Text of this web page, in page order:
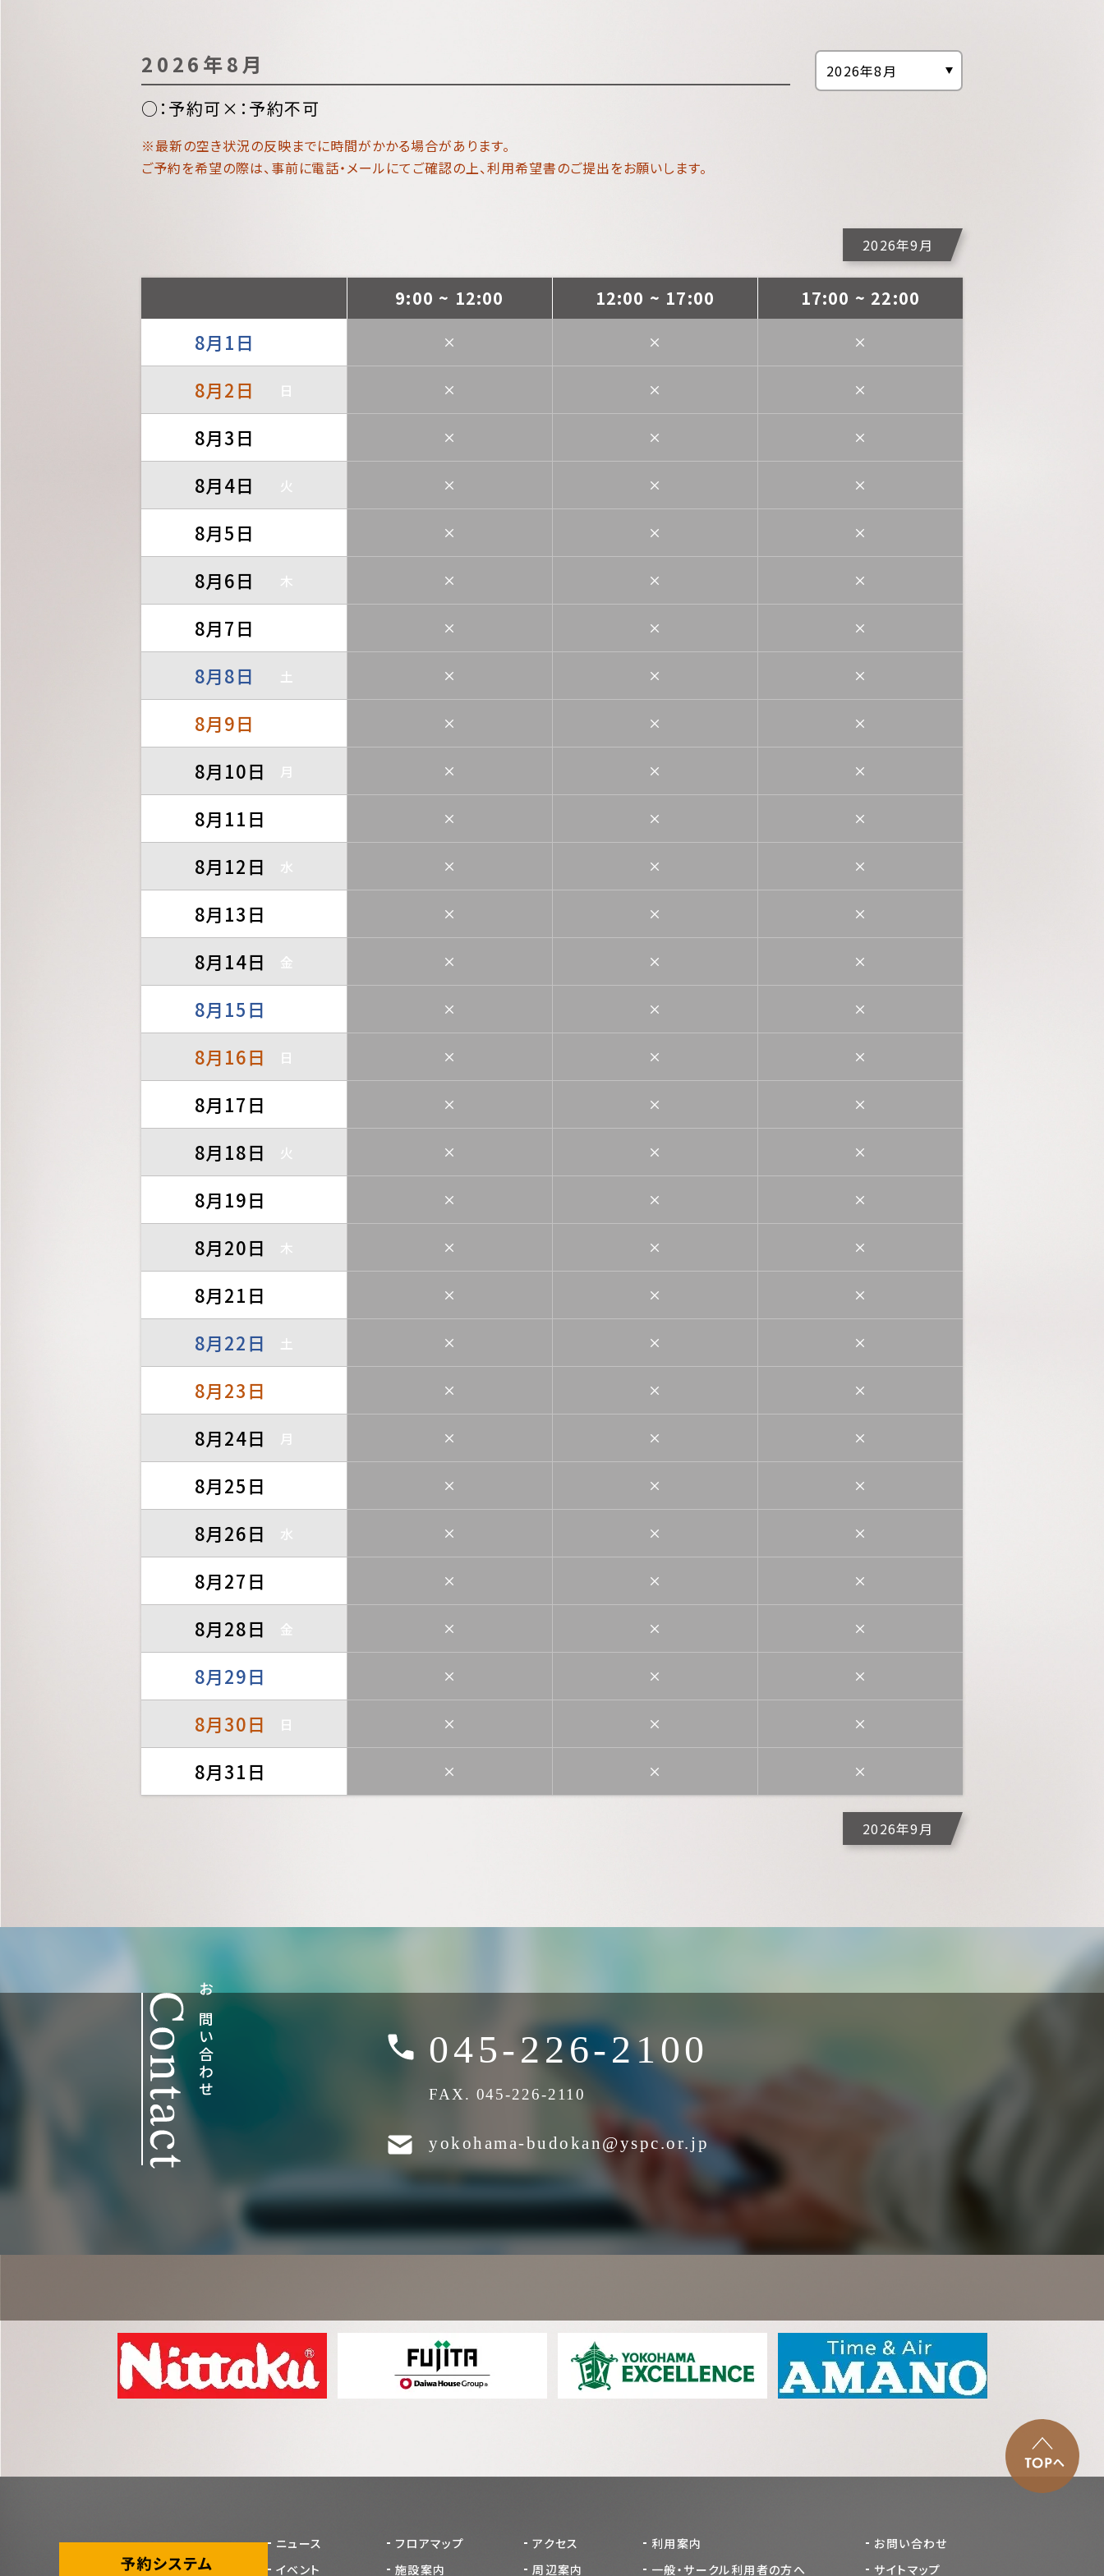
2026年8月
○：予約可 ×：予約不可
※最新の空き状況の反映までに時間がかかる場合があります。
ご予約を希望の際は、事前に電話・メールにてご確認の上、利用希望書のご提出をお願いします。
2026年9月
9:00 ~ 12:00 12:00 ~ 17:00 17:00 ~ 22:00
8月1日 × × ×
8月2日 日 × × ×
8月3日 × × ×
8月4日 火 × × ×
8月5日 × × ×
8月6日 木 × × ×
8月7日 × × ×
8月8日 土 × × ×
8月9日 × × ×
8月10日 月 × × ×
8月11日 × × ×
8月12日 水 × × ×
8月13日 × × ×
8月14日 金 × × ×
8月15日 × × ×
8月16日 日 × × ×
8月17日 × × ×
8月18日 火 × × ×
8月19日 × × ×
8月20日 木 × × ×
8月21日 × × ×
8月22日 土 × × ×
8月23日 × × ×
8月24日 月 × × ×
8月25日 × × ×
8月26日 水 × × ×
8月27日 × × ×
8月28日 金 × × ×
8月29日 × × ×
8月30日 日 × × ×
8月31日 × × ×
2026年9月
お問い合わせ 045-226-2100
FAX. 045-226-2110
yokohama-budokan@yspc.or.jp
ニュース
イベント
フロアマップ
施設案内
アクセス
周辺案内
利用案内
一般・サークル利用者の方へ
お問い合わせ
サイトマップ